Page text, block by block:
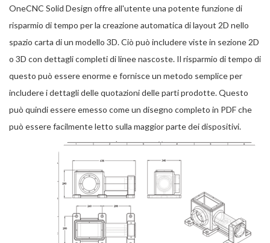
OneCNC Solid Design offre all'utente una potente funzione di
risparmio di tempo per la creazione automatica di layout 2D nello
spazio carta di un modello 3D. Ciò può includere viste in sezione 2D
o 3D con dettagli completi di linee nascoste. Il risparmio di tempo di
questo può essere enorme e fornisce un metodo semplice per
includere i dettagli delle quotazioni delle parti prodotte. Questo
può quindi essere emesso come un disegno completo in PDF che
può essere facilmente letto sulla maggior parte dei dispositivi.